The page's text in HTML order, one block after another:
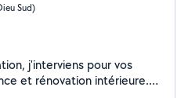
Sud)
j'interviens pour vos
et rénovation intérieure.